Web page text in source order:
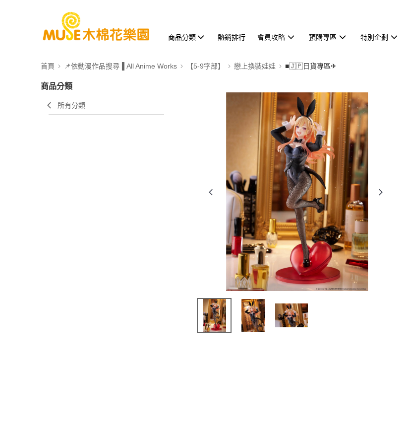
商品分類 熱銷排行 會員攻略 預購專區 特別企劃
首頁 📌依動漫作品搜尋▐ All Anime Works 【5-9字部】 戀上換裝娃娃 ■🇯🇵日貨專區✈
商品分類
所有分類